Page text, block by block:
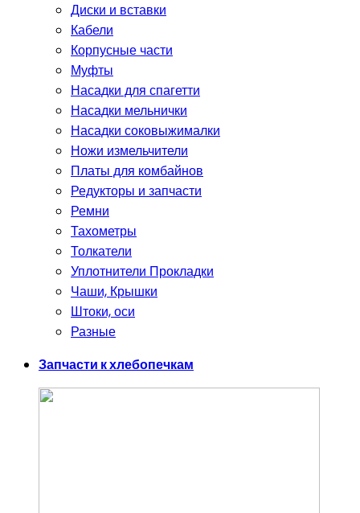
Диски и вставки
Кабели
Корпусные части
Муфты
Насадки для спагетти
Насадки мельнички
Насадки соковыжималки
Ножи измельчители
Платы для комбайнов
Редукторы и запчасти
Ремни
Тахометры
Толкатели
Уплотнители Прокладки
Чаши, Крышки
Штоки, оси
Разные
Запчасти к хлебопечкам